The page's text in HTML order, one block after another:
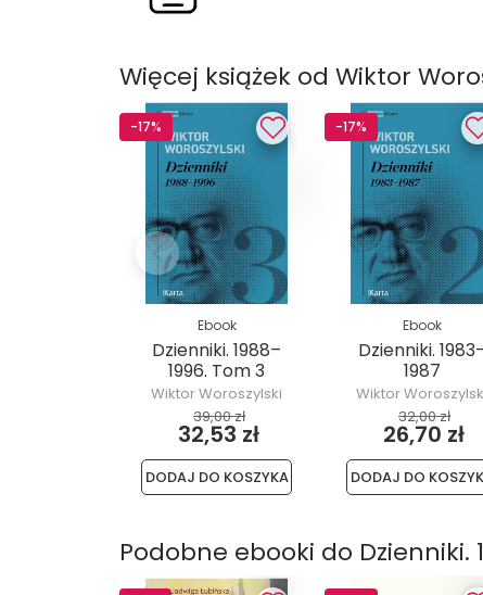
Więcej książek od Wiktor
-17%
Ebook
Dzienniki. 1988–
1996. Tom 3
Wiktor Woroszylski
39,00 zł
32,53 zł
DODAJ DO KOSZYKA
-17%
Ebook
Dzienniki.
1987
Wiktor
32,00 zł
26,70 zł
DODAJ DO
Podobne ebooki do Dzienniki.